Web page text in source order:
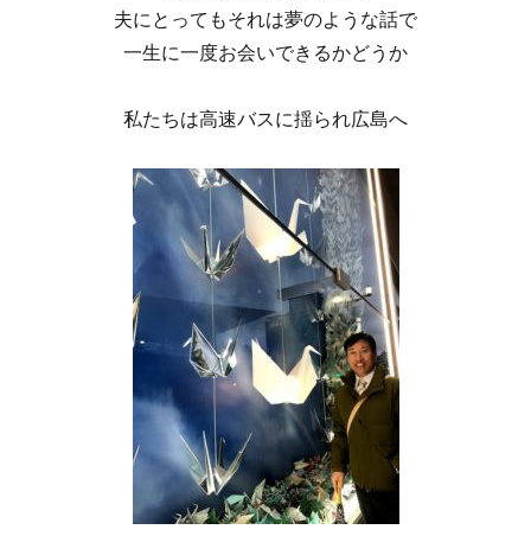
夫にとってもそれは夢のような話で
一生に一度お会いできるかどうか
私たちは高速バスに揺られ広島へ